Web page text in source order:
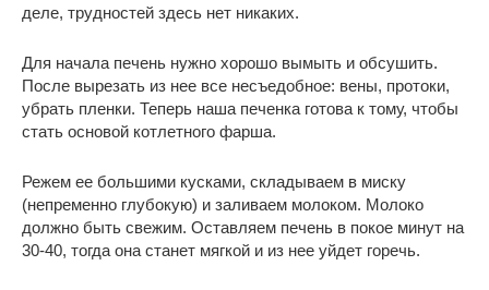
деле, трудностей здесь нет никаких.
Для начала печень нужно хорошо вымыть и обсушить.
После вырезать из нее все несъедобное: вены, протоки,
убрать пленки. Теперь наша печенка готова к тому, чтобы
стать основой котлетного фарша.
Режем ее большими кусками, складываем в миску
(непременно глубокую) и заливаем молоком. Молоко
должно быть свежим. Оставляем печень в покое минут на
30-40, тогда она станет мягкой и из нее уйдет горечь.